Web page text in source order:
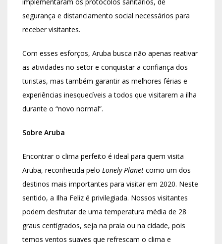
segurança e distanciamento social necessários para
receber visitantes.
Com esses esforços, Aruba busca não apenas reativar
as atividades no setor e conquistar a confiança dos
turistas, mas também garantir as melhores férias e
experiências inesquecíveis a todos que visitarem a ilha
durante o “novo normal”.
Sobre Aruba
Encontrar o clima perfeito é ideal para quem visita
Aruba, reconhecida pelo Lonely Planet como um dos
destinos mais importantes para visitar em 2020. Neste
sentido, a Ilha Feliz é privilegiada. Nossos visitantes
podem desfrutar de uma temperatura média de 28
graus centígrados, seja na praia ou na cidade, pois
temos ventos suaves que refrescam o clima e